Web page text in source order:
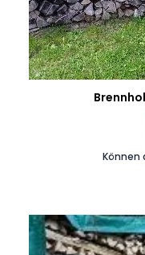
Können